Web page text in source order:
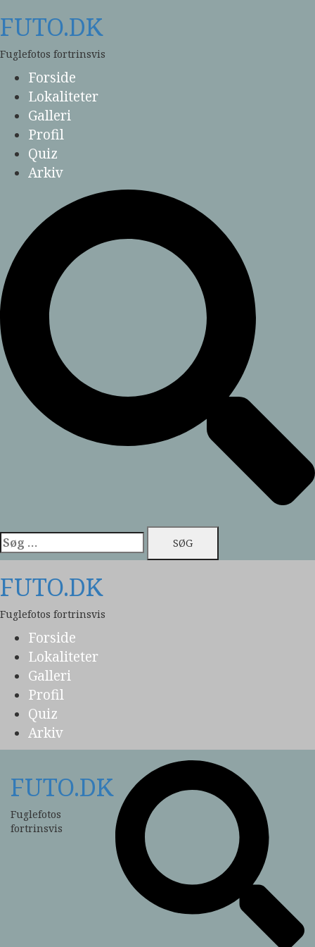
to
content
FUTO.DK
Fuglefotos fortrinsvis
Forside
Lokaliteter
Galleri
Profil
Quiz
Arkiv
Søg
efter:
FUTO.DK
Fuglefotos fortrinsvis
Forside
Lokaliteter
Galleri
Profil
Quiz
Arkiv
FUTO.DK
Fuglefotos
fortrinsvis